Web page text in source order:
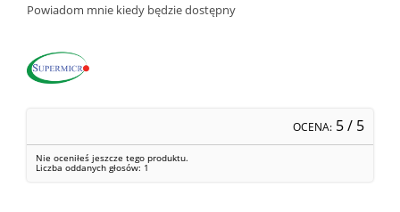
Powiadom mnie kiedy będzie dostępny
OCENA: 5/ 5
Nie oceniłeś jeszcze tego produktu.
Liczba oddanych głosów: 1